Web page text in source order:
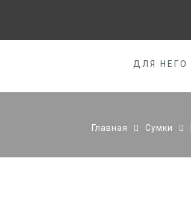
ДЛЯ НЕГО
Главная Сумки